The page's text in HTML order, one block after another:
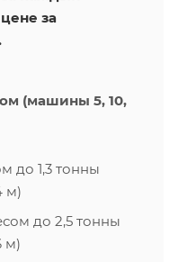
за
(машины 5, 10,
до 1,3 тонны
м)
до 2,5 тонны
м)